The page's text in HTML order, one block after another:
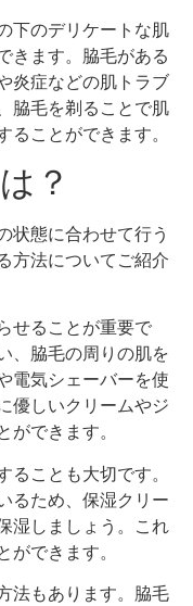
下のデリケートな肌
きます。脇毛がある
炎症などの肌トラブ
脇毛を剃ることで肌
ことができます。
？
状態に合わせて行う
方法についてご紹介
せることが重要で
、脇毛の周りの肌を
電気シェーバーを使
優しいクリームやジ
できます。
ることも大切です。
るため、保湿クリー
湿しましょう。これ
できます。
法もあります。脇毛